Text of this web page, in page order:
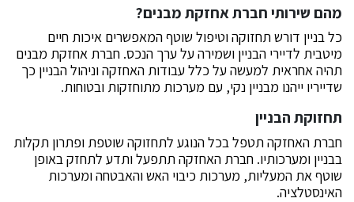
מהם שירותי חברת אחזקת מבנים?
כל בניין דורש תחזוקה וטיפול שוטף המאפשרים איכות חיים
מיטבית לדיירי הבניין ושמירה על ערך הנכס. חברת אחזקת מבנים
תהיה אחראית למעשה על כלל עבודות האחזקה וניהול הבניין כך
שדייריו ייהנו מבניין נקי, עם מערכות מתוחזקות ובטוחות.
תחזוקת הבניין
חברת האחזקה תטפל בכל הנוגע לתחזוקה שוטפת ופתרון תקלות
בבניין ומערכותיו. חברת האחזקה תתפעל ותדע לתחזק באופן
שוטף את המעליות, מערכות כיבוי האש והאבטחה ומערכות
האינסטלציה.